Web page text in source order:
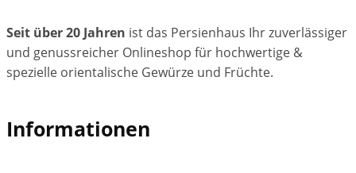
Seit über 20 Jahren ist das Persienhaus Ihr zuverlässiger
und genussreicher Onlineshop für hochwertige &
spezielle orientalische Gewürze und Früchte.
Informationen